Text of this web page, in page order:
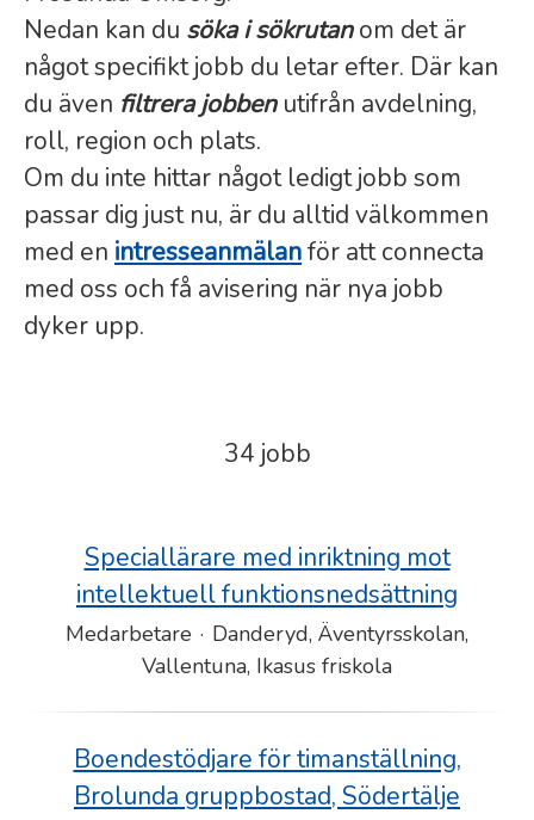
Nedan kan du söka i sökrutanom det är
något specifikt jobb du letar efter. Där kan
du även filtrera jobbenutifrån avdelning,
roll, region och plats.
Om du inte hittar något ledigt jobb som
passar dig just nu, är du alltid välkommen
med en intresseanmälanför att connecta
med oss och få avisering när nya jobb
dyker upp.
34 jobb
Speciallärare med inriktning mot
intellektuell funktionsnedsättning
Medarbetare · Danderyd, Äventyrsskolan,
Vallentuna, Ikasus friskola
Boendestödjare för timanställning,
Brolunda gruppbostad, Södertälje